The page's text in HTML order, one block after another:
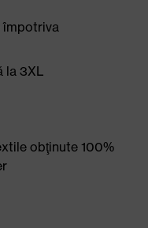
împotriva
la 3XL
obţinute 100%